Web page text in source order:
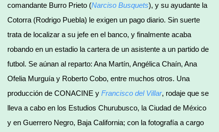
comandante Burro Prieto (Narciso Busquets), y su ayudante la
Cotorra (Rodrigo Puebla) le exigen un pago diario. Sin suerte
trata de localizar a su jefe en el banco, y finalmente acaba
robando en un estadio la cartera de un asistente a un partido de
futbol. Se aúnan al reparto: Ana Martín, Angélica Chaín, Ana
Ofelia Murguía y Roberto Cobo, entre muchos otros. Una
producción de CONACINE y Francisco del Villar, rodaje que se
lleva a cabo en los Estudios Churubusco, la Ciudad de México
y en Guerrero Negro, Baja California; con la fotografía a cargo